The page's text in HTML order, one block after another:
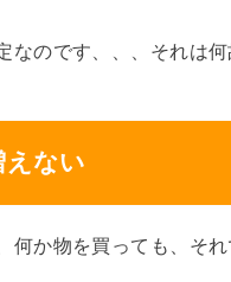
なのです、、、それは何
えない
何か物を買っても、そ